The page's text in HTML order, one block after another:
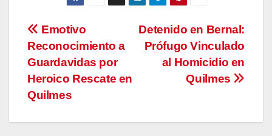
Navegación
de
entradas
Detenido en Bernal:
Prófugo Vinculado
al Homicidio en
Quilmes
Emotivo
Reconocimiento a
Guardavidas por
Heroico Rescate en
Quilmes